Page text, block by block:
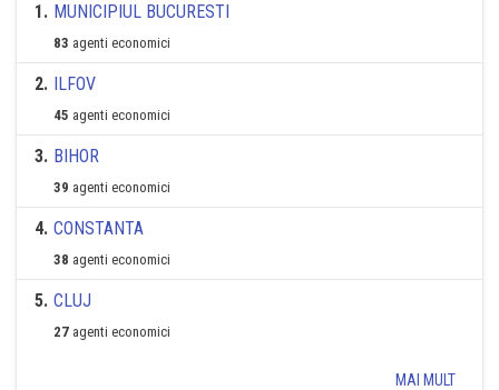
1. MUNICIPIUL BUCURESTI
83 agenti economici
2. ILFOV
45 agenti economici
3. BIHOR
39 agenti economici
4. CONSTANTA
38 agenti economici
5. CLUJ
27 agenti economici
MAI MULT